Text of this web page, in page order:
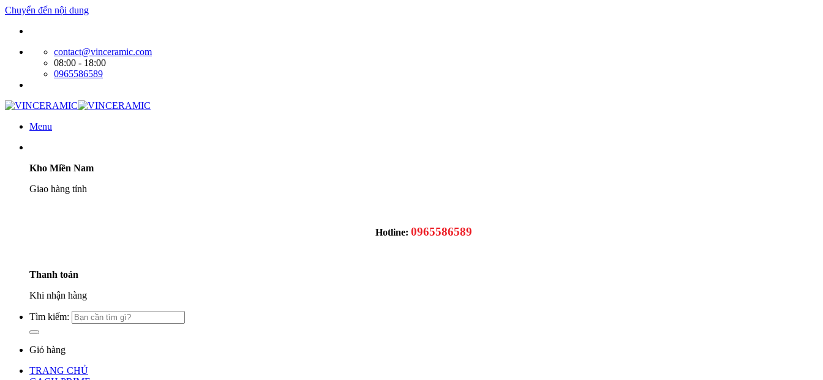
Chuyển đến nội dung
contact@vinceramic.com
08:00 - 18:00
0965586589
Menu
Kho Miền Nam
Giao hàng tỉnh
Hotline: 0965586589
Thanh toán
Khi nhận hàng
Tìm kiếm:
Giỏ hàng
TRANG CHỦ